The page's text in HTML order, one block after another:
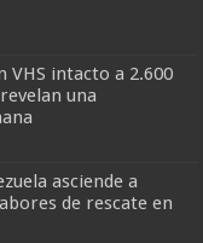
intacto a 2.600
una
asciende a
de rescate en